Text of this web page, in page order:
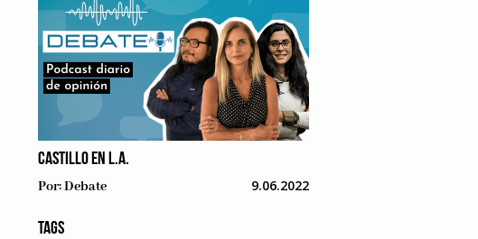
CASTILLO EN L.A.
Por:Debate 9.06.2022
TAGS